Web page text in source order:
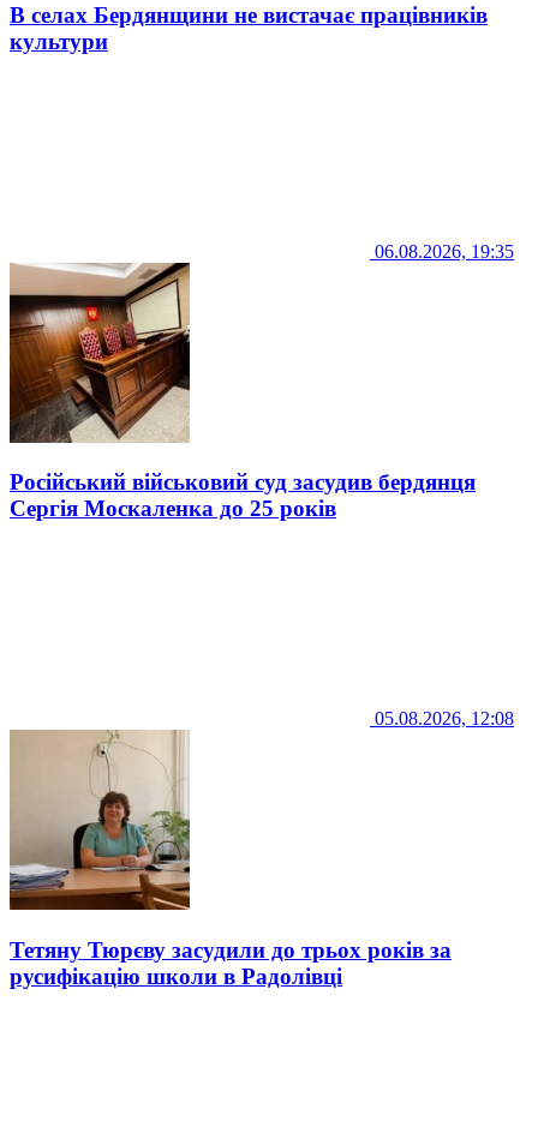
В селах Бердянщини не вистачає працівників
культури
06.08.2026, 19:35
Російський військовий суд засудив бердянця
Сергія Москаленка до 25 років
05.08.2026, 12:08
Тетяну Тюрєву засудили до трьох років за
русифікацію школи в Радолівці